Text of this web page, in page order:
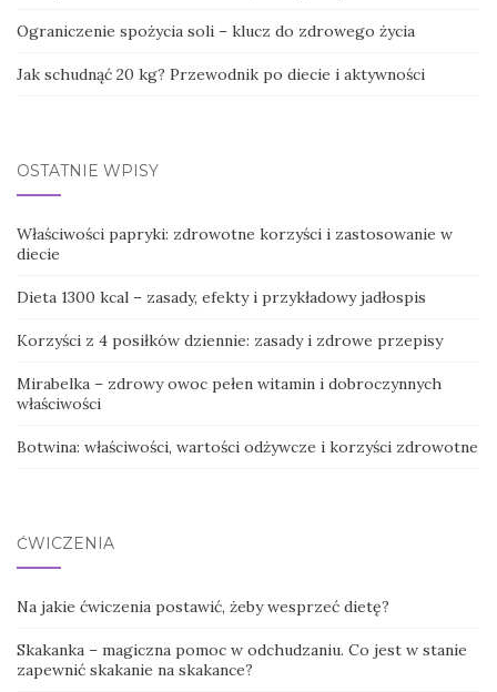
Ograniczenie spożycia soli – klucz do zdrowego życia
Jak schudnąć 20 kg? Przewodnik po diecie i aktywności
OSTATNIE WPISY
Właściwości papryki: zdrowotne korzyści i zastosowanie w
diecie
Dieta 1300 kcal – zasady, efekty i przykładowy jadłospis
Korzyści z 4 posiłków dziennie: zasady i zdrowe przepisy
Mirabelka – zdrowy owoc pełen witamin i dobroczynnych
właściwości
Botwina: właściwości, wartości odżywcze i korzyści zdrowotne
ĆWICZENIA
Na jakie ćwiczenia postawić, żeby wesprzeć dietę?
Skakanka – magiczna pomoc w odchudzaniu. Co jest w stanie
zapewnić skakanie na skakance?